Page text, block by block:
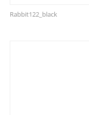
Rabbit122_black